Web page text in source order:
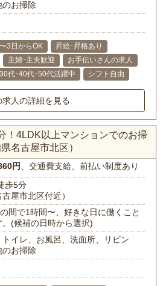
のお掃除
3日からOK
昇給･昇格あり
主婦･主夫歓迎
お手伝いさんの求人
30代･40代･50代活躍中 シフト自由
求人の詳細を見る
！4LDK以上マンションでのお掃
名古屋市北区）
円 、交通費支給、前払い制度あり
歩5分
古屋市北区付近）
間で1時間〜、好きな日に働くこと
。(候補の日時から選択)
トイレ、お風呂、洗面所、リビン
のお掃除